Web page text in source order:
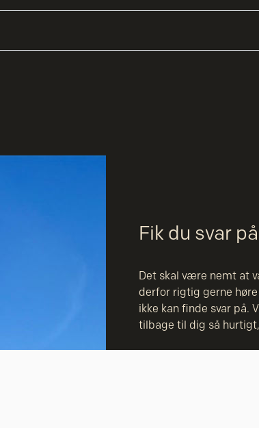
Fik du svar
Det skal være nemt at
derfor rigtig gerne
ikke kan finde svar på.
tilbage til dig så